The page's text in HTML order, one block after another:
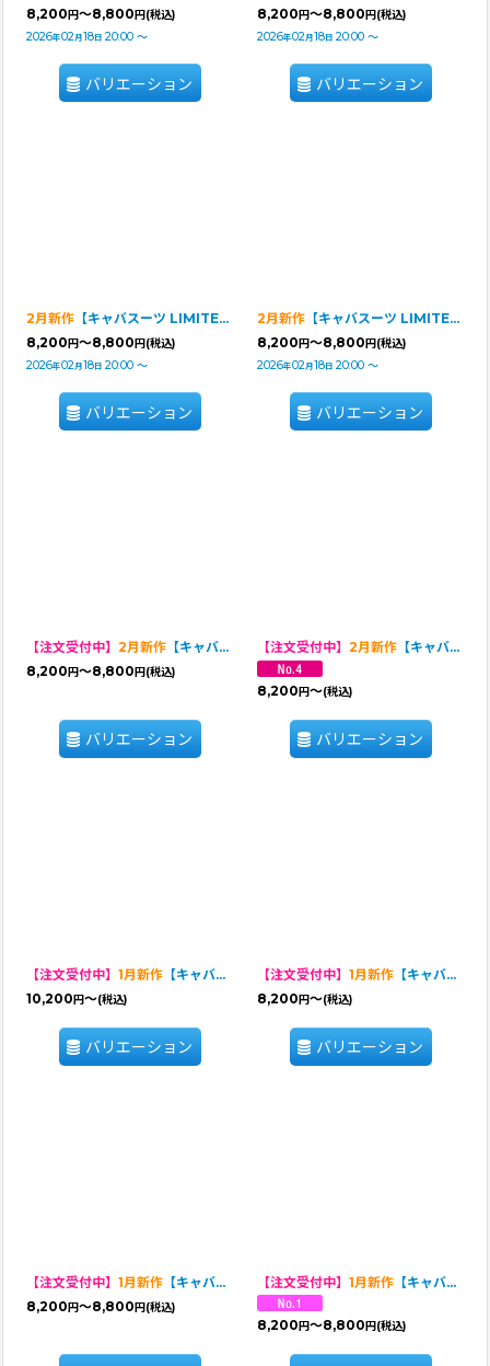
8,200 円～8,800 円 (税込)
2026年02月18日 20:00 ～
バリエーション
8,200 円～8,800 円 (税込)
2026年02月18日 20:00 ～
バリエーション
2月新作 【キャバスーツ LIMITED】Airy SMOCK：PINK
8,200 円～8,800 円 (税込)
2026年02月18日 20:00 ～
バリエーション
2月新作 【キャバスーツ LIMITED】Airy SMOCK：MINT
8,200 円～8,800 円 (税込)
2026年02月18日 20:00 ～
バリエーション
【注文受付中】 2月新作 【キャバスーツ ワンピ】DOTS FAMILY（ドットファミリー）
8,200 円～8,800 円 (税込)
バリエーション
【注文受付中】 2月新作 【キャバスーツ LIMITED】DOTS FAMILY（ドットファミリー）
8,200円～(税込)
バリエーション
【注文受付中】 1月新作 【キャバスーツ FRILL】DIGITAL PINK
10,200円～(税込)
バリエーション
【注文受付中】 1月新作 【キャバスーツ LIMITED】DIGITAL PINK
8,200円～(税込)
バリエーション
【注文受付中】 1月新作 【キャバスーツ ワンピ】LEGEND CAVALIER
8,200円～8,800円(税込)
【注文受付中】 1月新作 【キャバスーツ LIMITED】LEGEND CAVALIER
8,200円～8,800円(税込)